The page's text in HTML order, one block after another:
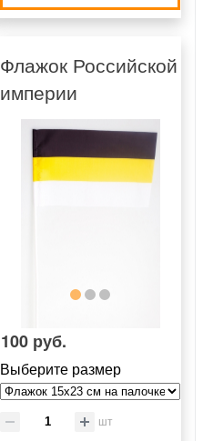
Флажок Российской
империи
100 руб.
Выберите размер
шт